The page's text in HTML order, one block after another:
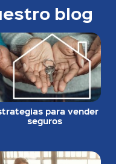
blog
para vender
seguros